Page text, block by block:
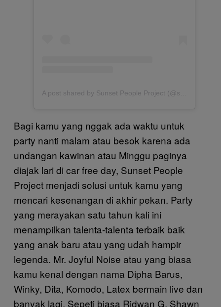
A post shared by Sunset People Project (@sunsetpeopleproject)
Bagi kamu yang nggak ada waktu untuk
party nanti malam atau besok karena ada
undangan kawinan atau Minggu paginya
diajak lari di car free day, Sunset People
Project menjadi solusi untuk kamu yang
mencari kesenangan di akhir pekan. Party
yang merayakan satu tahun kali ini
menampilkan talenta-talenta terbaik baik
yang anak baru atau yang udah hampir
legenda. Mr. Joyful Noise atau yang biasa
kamu kenal dengan nama Dipha Barus,
Winky, Dita, Komodo, Latex bermain live dan
banyak lagi. Sepeti biasa Ridwan G, Shawn